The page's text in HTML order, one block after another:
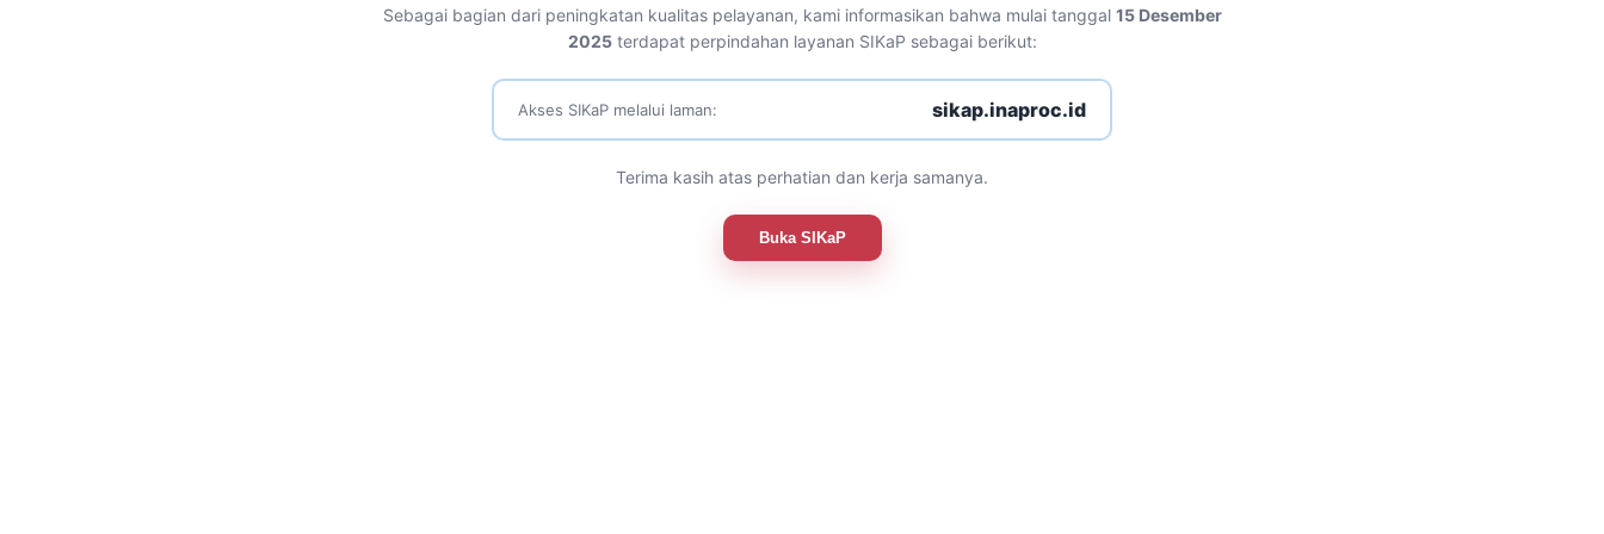
Sebagai bagian dari peningkatan kualitas pelayanan, kami informasikan bahwa mulai tanggal 15 Desember
2025terdapat perpindahan layanan SIKaP sebagai berikut:
Akses SIKaP melalui laman: sikap.inaproc.id
Terima kasih atas perhatian dan kerja samanya.
Buka SIKaP